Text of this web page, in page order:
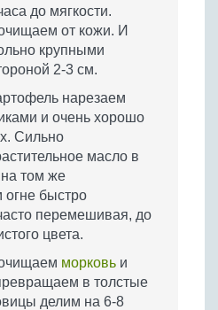
до мягкости.
от кожи. И
крупными
2-3 см.
нарезаем
и очень хорошо
Сильно
масло в
том же
огне быстро
перемешивая, до
цвета.
морковь и
в толстые
делим на 6-8